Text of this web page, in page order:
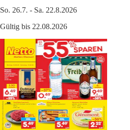
So. 26.7. - Sa. 22.8.2026
Gültig bis 22.08.2026